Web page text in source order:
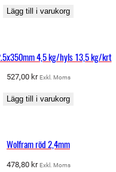
Lägg till i varukorg
4,5 kg/hyls 13,5 kg/krt
527,00 kr Exkl. Moms
Lägg till i varukorg
Wolfram röd 2,4mm
478,80 kr Exkl. Moms